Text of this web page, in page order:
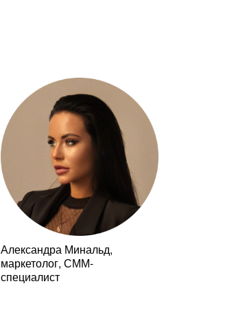
Александра Минальд,
маркетолог, СММ-
специалист